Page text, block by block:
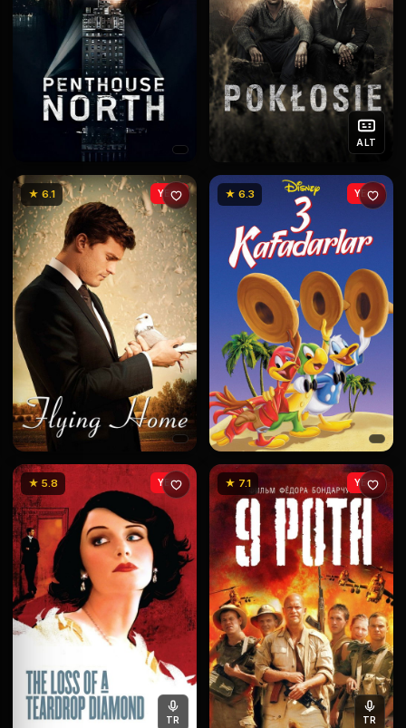
ALT
★ 6.1 YENİ ★ 6.3 YENİ
★ 5.8
TR
YENİ ★ 7.1
TR
YENİ